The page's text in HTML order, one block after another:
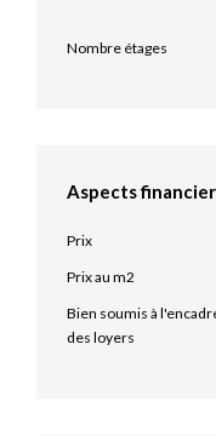
Nombre étages
Aspects
Prix
Prix au m2
Bien soumis à
des loyers